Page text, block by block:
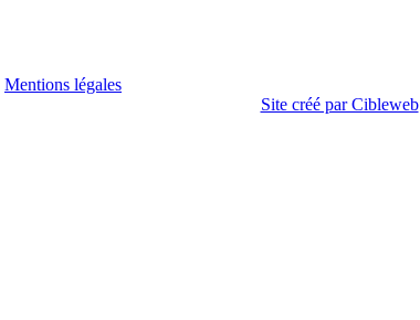
Mentions légales
Site créé par Cibleweb